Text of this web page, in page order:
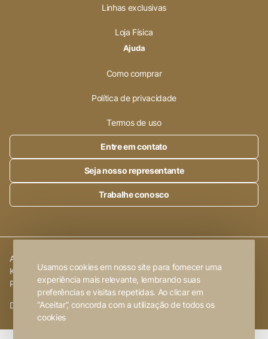
Usamos cookies em nosso site para fornecer uma
experiência mais relevante, lembrando suas
preferências e visitas repetidas. Ao clicar em
“Aceitar”, concorda com a utilização de todos os
cookies
Linhas exclusivas
Loja Física
Ajuda
Como comprar
Política de privacidade
Termos de uso
Entre em contato
Seja nosso representante
Trabalhe conosco
Alleanza Cerâmica | CNPJ.:
Km 101,6
Porto Ferreira-SP
Desenvolvido porFW2 Propaganda ❤